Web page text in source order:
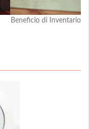
Beneficio di Inventario